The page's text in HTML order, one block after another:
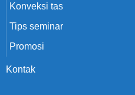
Konveksi tas
Tips seminar
Promosi
Kontak